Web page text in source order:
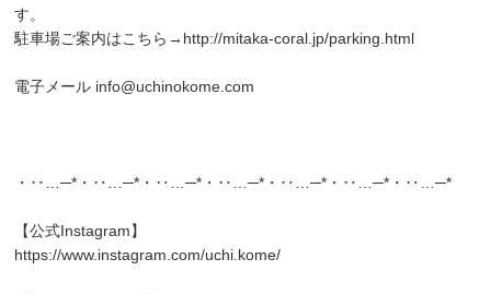
す。
駐車場ご案内はこちら→ http://mitaka-coral.jp/parking.html
電子メール info@uchinokome.com
・‥…─*・‥…─*・‥…─*・‥…─*・‥…─*・‥…─*・‥…─*
【公式Instagram】
https://www.instagram.com/uchi.kome/